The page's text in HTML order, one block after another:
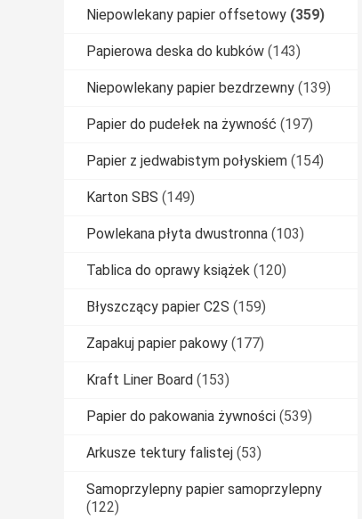
Niepowlekany papier offsetowy (359)
Papierowa deska do kubków (143)
Niepowlekany papier bezdrzewny (139)
Papier do pudełek na żywność (197)
Papier z jedwabistym połyskiem (154)
Karton SBS (149)
Powlekana płyta dwustronna (103)
Tablica do oprawy książek (120)
Błyszczący papier C2S (159)
Zapakuj papier pakowy (177)
Kraft Liner Board (153)
Papier do pakowania żywności (539)
Arkusze tektury falistej (53)
Samoprzylepny papier samoprzylepny
(122)